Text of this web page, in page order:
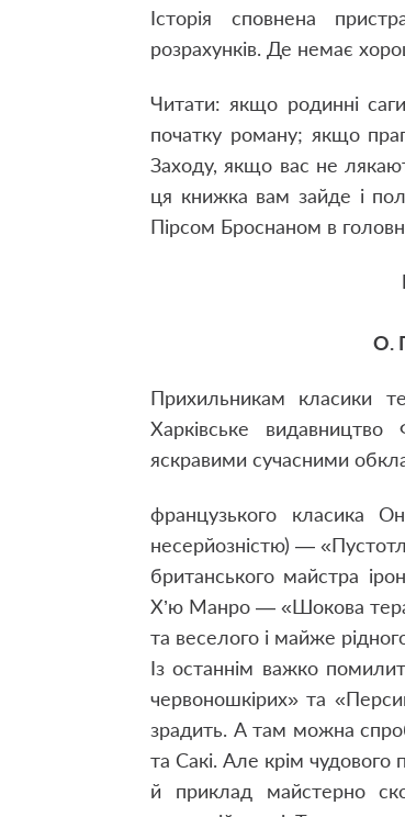
Історія сповнена
розрахунків. Де немає
Читати: якщо родинні
початку роману; якщо
Заходу, якщо вас не
ця книжка вам зайде і
Пірсом Броснаном в
О.
Прихильникам класики
Харківське
яскравими сучасними
французького класика
несерйозністю) —
британського майстра
Х’ю Манро — «Шокова
та веселого і майже
Із останнім важко
червоношкірих» та
зрадить. А там можна
та Сакі. Але крім
й приклад майстерно